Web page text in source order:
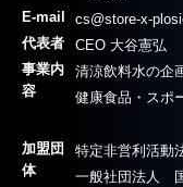
E-mail
cs@store-x-
代表者
CEO 大谷憲弘
事業内
容
清涼飲料水の企
健康食品・スポ
加盟団
体
特定非営利活動
一般社団法人